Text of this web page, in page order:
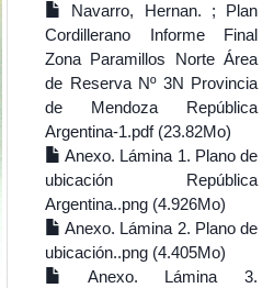
Navarro, Hernan. ; Plan
Cordillerano Informe Final
Zona Paramillos Norte Área
de Reserva Nº 3N Provincia
de Mendoza República
Argentina-1.pdf (23.82Mo)
Anexo. Lámina 1. Plano de
ubicación República
Argentina..png (4.926Mo)
Anexo. Lámina 2. Plano de
ubicación..png (4.405Mo)
Anexo. Lámina 3.